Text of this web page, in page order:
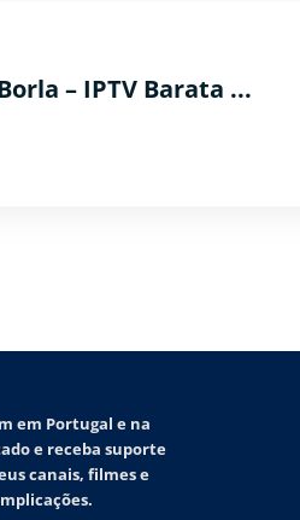
– IPTV Barata ...
em Portugal e na
e receba suporte
canais, filmes e